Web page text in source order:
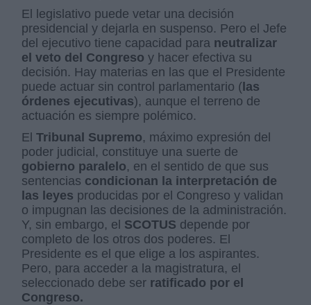
El legislativo puede vetar una decisión
presidencial y dejarla en suspenso. Pero el Jefe
del ejecutivo tiene capacidad para neutralizar
el veto del Congreso y hacer efectiva su
decisión. Hay materias en las que el Presidente
puede actuar sin control parlamentario (las
órdenes ejecutivas), aunque el terreno de
actuación es siempre polémico.
ElTribunal Supremo, máximo expresión del
poder judicial, constituye una suerte de
gobierno paralelo, en el sentido de que sus
sentencias condicionan la interpretación de
las leyes producidas por el Congreso y validan
o impugnan las decisiones de la administración.
Y, sin embargo, el SCOTUS depende por
completo de los otros dos poderes. El
Presidente es el que elige a los aspirantes.
Pero, para acceder a la magistratura, el
seleccionado debe ser ratificado por el
Congreso.